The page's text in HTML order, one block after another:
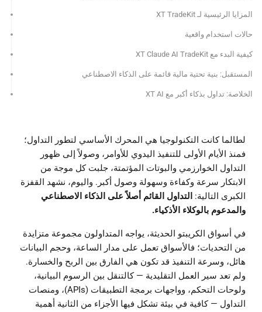
المزايا الرئيسية لـ XT TradeKit
حالات استخدام واقعية
كيفية البدء مع XT Claude AI TradeKit
المستقبل: بنية تحتية مالية قائمة على الذكاء الاصطناعي
الخلاصة: تداول بذكاء أكبر مع XT AI
لطالما كانت التكنولوجيا هي المحرك الأساسي لتطور التداول؛
فمنذ الأيام الأولى للتنفيذ اليدوي للأوامر، وصولاً إلى ظهور
التداول الخوارزمي والبوتات المؤتمتة، جلبت كل موجة من
الابتكار سرعة وكفاءة وسهولة وصول أكبر. واليوم، نشهد القفزة
الكبرى التالية: التداول القائم أصلاً على الذكاء الاصطناعي
والمدعوم بالوكلاء الأذكياء.
في أسواق الكريبتو الحديثة، يواجه المتداولون مجموعة متزايدة
من التحديات؛ فالأسواق تعمل على مدار الساعة، وحجم البيانات
هائل، وسرعة التنفيذ قد تكون هي الفارق بين الربح والخسارة.
ولم تعد سير العمل التقليدية — كالتنقل بين الرسوم البيانية،
ولوحات التحكم، وواجهات برمجة التطبيقات (APIs)، ومنصات
التداول — كافية في بيئة تشكل فيها الأجزاء من الثانية أهمية